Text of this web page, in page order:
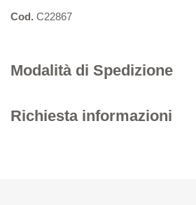
Cod. C22867
Modalità di Spedizione
Richiesta informazioni